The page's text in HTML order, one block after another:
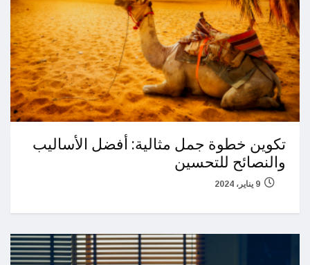
تكوين خطوة جمل مثالية: أفضل الأساليب
والنصائح للتحسين
9 يناير، 2024